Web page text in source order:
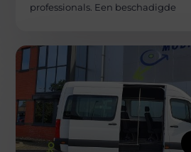
professionals. Een beschadigde